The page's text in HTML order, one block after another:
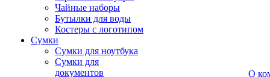
Чайные наборы
Бутылки для воды
Костеры с логотипом
Сумки
Сумки для ноутбука
Сумки для
документов
О